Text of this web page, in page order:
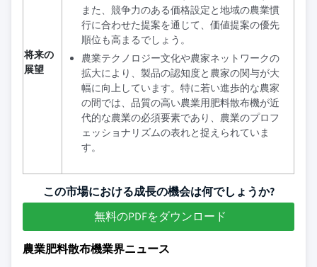
将来の
展望
また、競争力のある価格設定と地域の農業慣
行に合わせた提案を通じて、価値提案の優先
順位も高まるでしょう。
農業テクノロジー文化や農家ネットワークの
拡大により、製品の認知度と農家の関与が大
幅に向上しています。特に若い進歩的な農家
の間では、品質の高い農業用肥料散布機が近
代的な農業の必須要素であり、農業のプロフ
ェッショナリズムの表れと捉えられていま
す。
この市場における成長の機会は何でしょうか?
無料のPDFをダウンロード
農業肥料散布機業界ニュース